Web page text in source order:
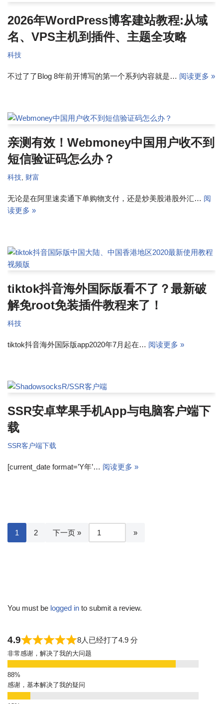
2026年WordPress博客建站教程:从域
名、VPS主机到插件、主题全攻略
科技
不过了了Blog 8年前开博写的第一个系列内容就是… 阅读更多 »
亲测有效！Webmoney中国用户收不到
短信验证码怎么办？
科技, 财富
无论是在阿里速卖通下单购物支付，还是炒美股港股外汇… 阅
读更多 »
tiktok抖音海外国际版看不了？最新破
解免root免装插件教程来了！
科技
tiktok抖音海外国际版app2020年7月起在… 阅读更多 »
SSR安卓苹果手机App与电脑客户端下
载
SSR客户端下载
[current_date format=’Y年’… 阅读更多 »
1 2 下一页 »
You must be logged in to submit a review.
4.9 8人已经打了4.9 分
非常感谢，解决了我的大问题
感谢，基本解决了我的疑问